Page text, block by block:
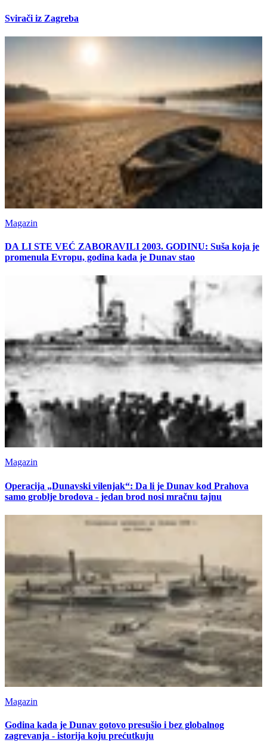
Svirači iz Zagreba
Magazin
DA LI STE VEĆ ZABORAVILI 2003. GODINU: Suša koja je
promenula Evropu, godina kada je Dunav stao
Magazin
Operacija „Dunavski vilenjak“: Da li je Dunav kod Prahova
samo groblje brodova - jedan brod nosi mračnu tajnu
Magazin
Godina kada je Dunav gotovo presušio i bez globalnog
zagrevanja - istorija koju prećutkuju